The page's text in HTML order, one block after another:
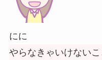
にに
やらなきゃいけない